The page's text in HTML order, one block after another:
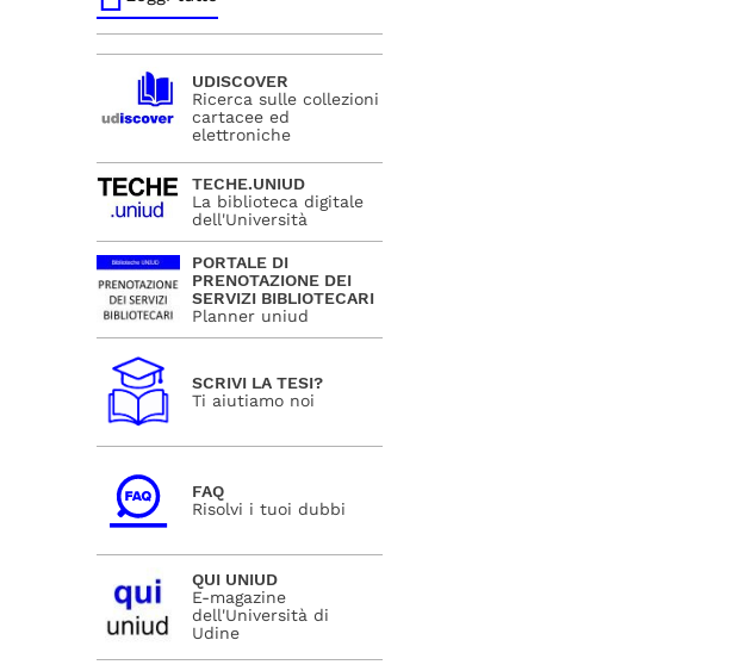
UDISCOVER
Ricerca sulle collezioni
cartacee ed
elettroniche
TECHE.UNIUD
La biblioteca digitale
dell'Università
PORTALE DI
PRENOTAZIONE DEI
SERVIZI BIBLIOTECARI
Planner uniud
SCRIVI LA TESI?
Ti aiutiamo noi
FAQ
Risolvi i tuoi dubbi
QUI UNIUD
E-magazine
dell'Università di
Udine